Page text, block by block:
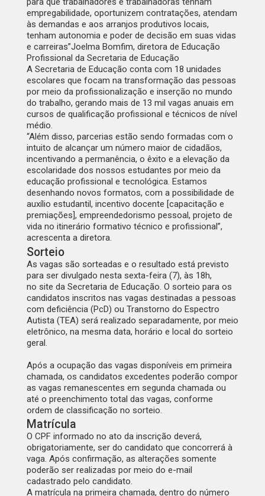
empregabilidade, oportunizem contratações, atendam
às demandas e aos arranjos produtivos locais,
tenham autonomia e poder de decisão em suas vidas
e carreiras”Joelma Bomfim, diretora de Educação
Profissional da Secretaria de Educação
A Secretaria de Educação conta com 18 unidades
escolares que focam na transformação das pessoas
por meio da profissionalização e inserção no mundo
do trabalho, gerando mais de 13 mil vagas anuais em
cursos de qualificação profissional e técnicos de nível
médio.
“Além disso, parcerias estão sendo formadas com o
intuito de alcançar um número maior de cidadãos,
incentivando a permanência, o êxito e a elevação da
escolaridade dos nossos estudantes por meio da
educação profissional e tecnológica. Estamos
desenhando novos formatos, com a possibilidade de
auxílio estudantil, incentivo docente [capacitação e
premiações], empreendedorismo pessoal, projeto de
vida no itinerário formativo técnico e profissional”,
acrescenta a diretora.
Sorteio
‌As vagas são sorteadas e o resultado está previsto
para ser divulgado nesta sexta-feira (7), às 18h,
no site da Secretaria de Educação . O sorteio para os
candidatos inscritos nas vagas destinadas a pessoas
com deficiência (PcD) ou Transtorno do Espectro
Autista (TEA) será realizado separadamente, por meio
eletrônico, na mesma data, horário e local do sorteio
geral.
Após a ocupação das vagas disponíveis em primeira
chamada, os candidatos excedentes poderão compor
as vagas remanescentes em segunda chamada ou
até o preenchimento total das vagas, conforme
ordem de classificação no sorteio.
Matrícula
‌O CPF informado no ato da inscrição deverá,
obrigatoriamente, ser do candidato que concorrerá à
vaga. Após confirmação, as alterações somente
poderão ser realizadas por meio do e-mail
cadastrado pelo candidato.
A matrícula na primeira chamada, dentro do número